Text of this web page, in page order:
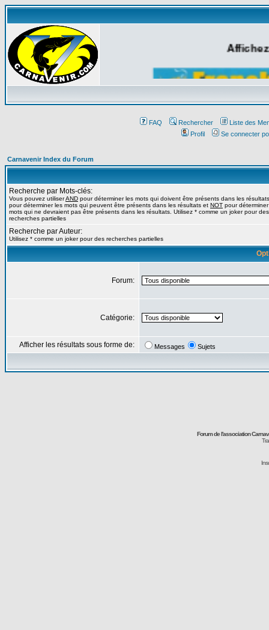
FAQ Rechercher
Liste des
Profil
Se connecter
Carnavenir Index du Forum
Recherche par Mots-clés:
Vous pouvez utiliserAND pour déterminer les mots qui doivent être présents dans les
pour déterminer les mots qui peuvent être présents dans les résultats et NOT pour
mots qui ne devraient pas être présents dans les résultats. Utilisez * comme un joker pour des
recherches partielles
Recherche par Auteur:
Utilisez * comme un joker pour des recherches partielles
Forum:
Catégorie:
Afficher les résultats sous forme de: Messages Sujets
Forum de l'association